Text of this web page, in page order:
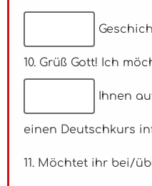
10. Grüß Gott! Ich
Ihnen
einen Deutschkurs
11. Möchtet ihr bei/